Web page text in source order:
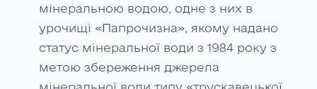
мінеральною водою, одне з них в
урочищі «Папрочизна», якому надано
статус мінеральної води з 1984 року з
метою збереження джерела